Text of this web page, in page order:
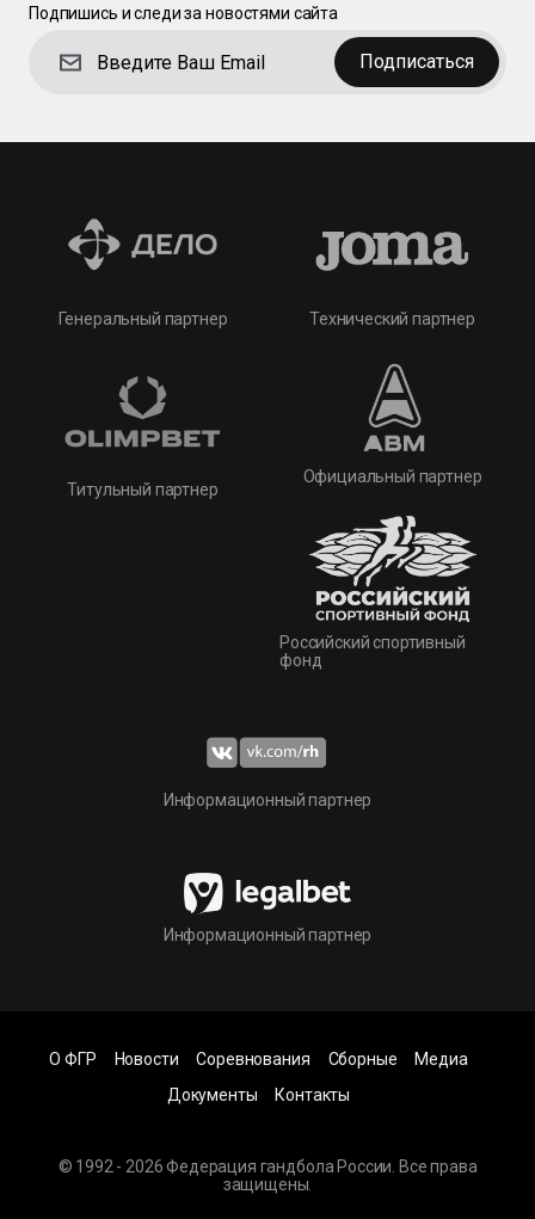
Подпишись и следи за новостями сайта
Подписаться
Генеральный партнер
Титульный партнер
Технический партнер
Официальный партнер
Российский спортивный
фонд
Информационный партнер
Информационный партнер
© 1992 - 2026 Федерация гандбола России. Все права
защищены.
О ФГР Новости Соревнования Сборные
Медиа
Документы
Контакты